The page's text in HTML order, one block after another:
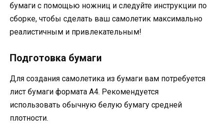
бумаги с помощью ножниц и следуйте инструкции по
сборке, чтобы сделать ваш самолетик максимально
реалистичным и привлекательным!
Подготовка бумаги
Для создания самолетика из бумаги вам потребуется
лист бумаги формата А4. Рекомендуется
использовать обычную белую бумагу средней
плотности.